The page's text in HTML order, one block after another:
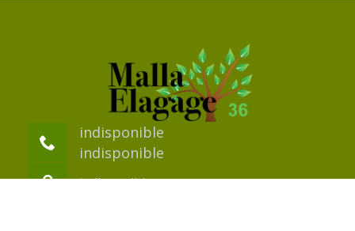
indisponible
indisponible
indisponible